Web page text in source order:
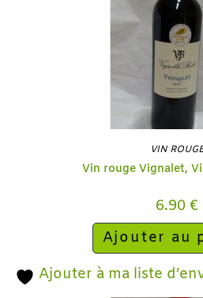
VIN
Vin rouge Vignalet,
6.90 €
Ajouter au
Ajouter à ma liste